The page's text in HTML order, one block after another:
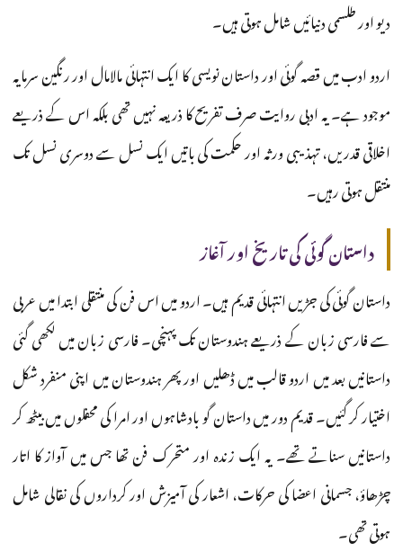
دیو اور طلسمی دنیائیں شامل ہوتی ہیں۔
اردو ادب میں قصہ گوئی اور داستان نویسی کا ایک انتہائی مالامال اور رنگین سرمایہ
موجود ہے۔ یہ ادبی روایت صرف تفریح کا ذریعہ نہیں تھی بلکہ اس کے ذریعے
اخلاقی قدریں، تہذیبی ورثہ اور حکمت کی باتیں ایک نسل سے دوسری نسل تک
منتقل ہوتی رہیں۔
داستان گوئی کی تاریخ اور آغاز
داستان گوئی کی جڑیں انتہائی قدیم ہیں۔ اردو میں اس فن کی منتقلی ابتدا میں عربی
سے فارسی زبان کے ذریعے ہندوستان تک پہنچی۔ فارسی زبان میں لکھی گئی
داستانیں بعد میں اردو قالب میں ڈھلیں اور پھر ہندوستان میں اپنی منفرد شکل
اختیار کر گئیں۔ قدیم دور میں داستان گو بادشاہوں اور امرا کی محفلوں میں بیٹھ کر
داستانیں سناتے تھے۔ یہ ایک زندہ اور متحرک فن تھا جس میں آواز کا اتار
چڑھاؤ، جسمانی اعضا کی حرکات، اشعار کی آمیزش اور کرداروں کی نقالی شامل
ہوتی تھی۔